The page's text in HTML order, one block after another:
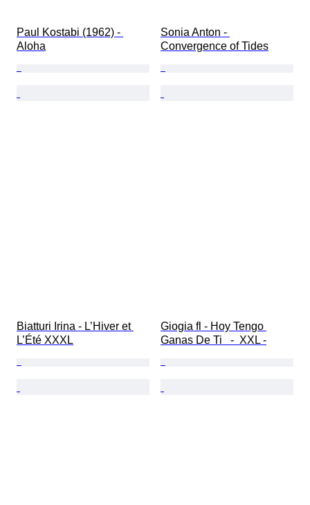
Paul Kostabi (1962) -
Aloha
Sonia Anton -
Convergence of Tides
Biatturi Irina - L’Hiver et
L’Été XXXL
Giogia fl - Hoy Tengo
Ganas De Ti   -  XXL -